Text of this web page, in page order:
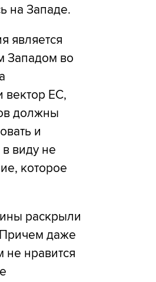
на Западе.
является
Западом во
вектор ЕС,
должны
и
виду не
которое
раскрыли
Причем даже
не нравится